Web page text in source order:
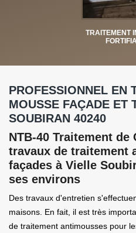
TRAITEMENT
PROFESSIONNEL EN
MOUSSE FAÇADE ET
SOUBIRAN 40240
NTB-40 Traitement de
travaux de traitement
façades à Vielle
ses environs
Des travaux d'entretien
maisons. En fait, il est très
de traitement antimousses pour